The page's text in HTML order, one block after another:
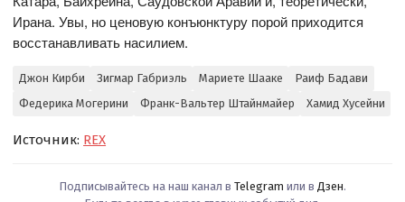
Ирана. Увы, но ценовую конъюнктуру порой приходится
восстанавливать насилием.
Джон Кирби Зигмар Габриэль Мариете Шааке
Раиф Бадави
Федерика Могерини
Франк-Вальтер Штайнмайер Хамид Хусейни
Источник: REX
Подписывайтесь на наш канал в Telegram или в Дзен.